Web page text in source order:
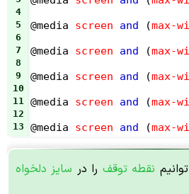
4
5
@media screen and (max-
6
7
@media screen and (max-
8
9
@media screen and (max-
10
11
@media screen and (max-
12
13
@media screen and (max-
نقطه توقف را در سایز دلخواه